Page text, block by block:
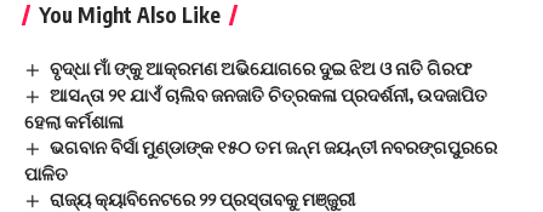
You Might Also Like
ବୃଦ୍ଧା ମାଁ ଙ୍କୁ ଆକ୍ରମଣ ଅଭିଯୋଗରେ ଦୁଇ ଝିଅ ଓ ନାତି ଗିରଫ
ଆସନ୍ତା ୨୧ ଯାଏଁ ଚାଲିବ ଜନଜାତି ଚିତ୍ରକଳା ପ୍ରଦର୍ଶନୀ, ଉଦଜାପିତ
ହେଲା କର୍ମଶାଳା
ଭଗବାନ ବିର୍ସା ମୁଣ୍ଡାଙ୍କ ୧୫୦ ତମ ଜନ୍ମ ଜୟନ୍ତୀ ନବରଙ୍ଗପୁରରେ
ପାଳିତ
ରାଜ୍ୟ କ୍ୟାବିନେଟରେ ୨୨ ପ୍ରସ୍ତାବକୁ ମଞ୍ଜୁରୀ